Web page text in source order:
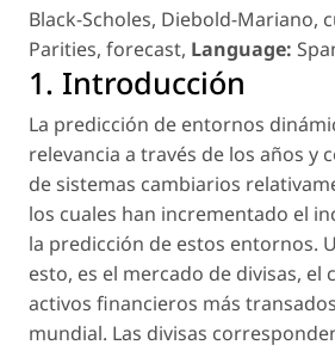
Black-Scholes, Diebold-Mariano,
Parities, forecast, Language:
1. Introducción
La predicción de entornos
relevancia a través de los años y
de sistemas cambiarios
los cuales han incrementado el
la predicción de estos entornos.
esto, es el mercado de divisas, el
activos financieros más
mundial. Las divisas